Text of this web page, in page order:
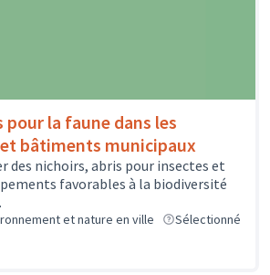
pour la faune dans les
bâtiments municipaux
des nichoirs, abris pour insectes et
favorables à la biodiversité
et nature en ville Sélectionné